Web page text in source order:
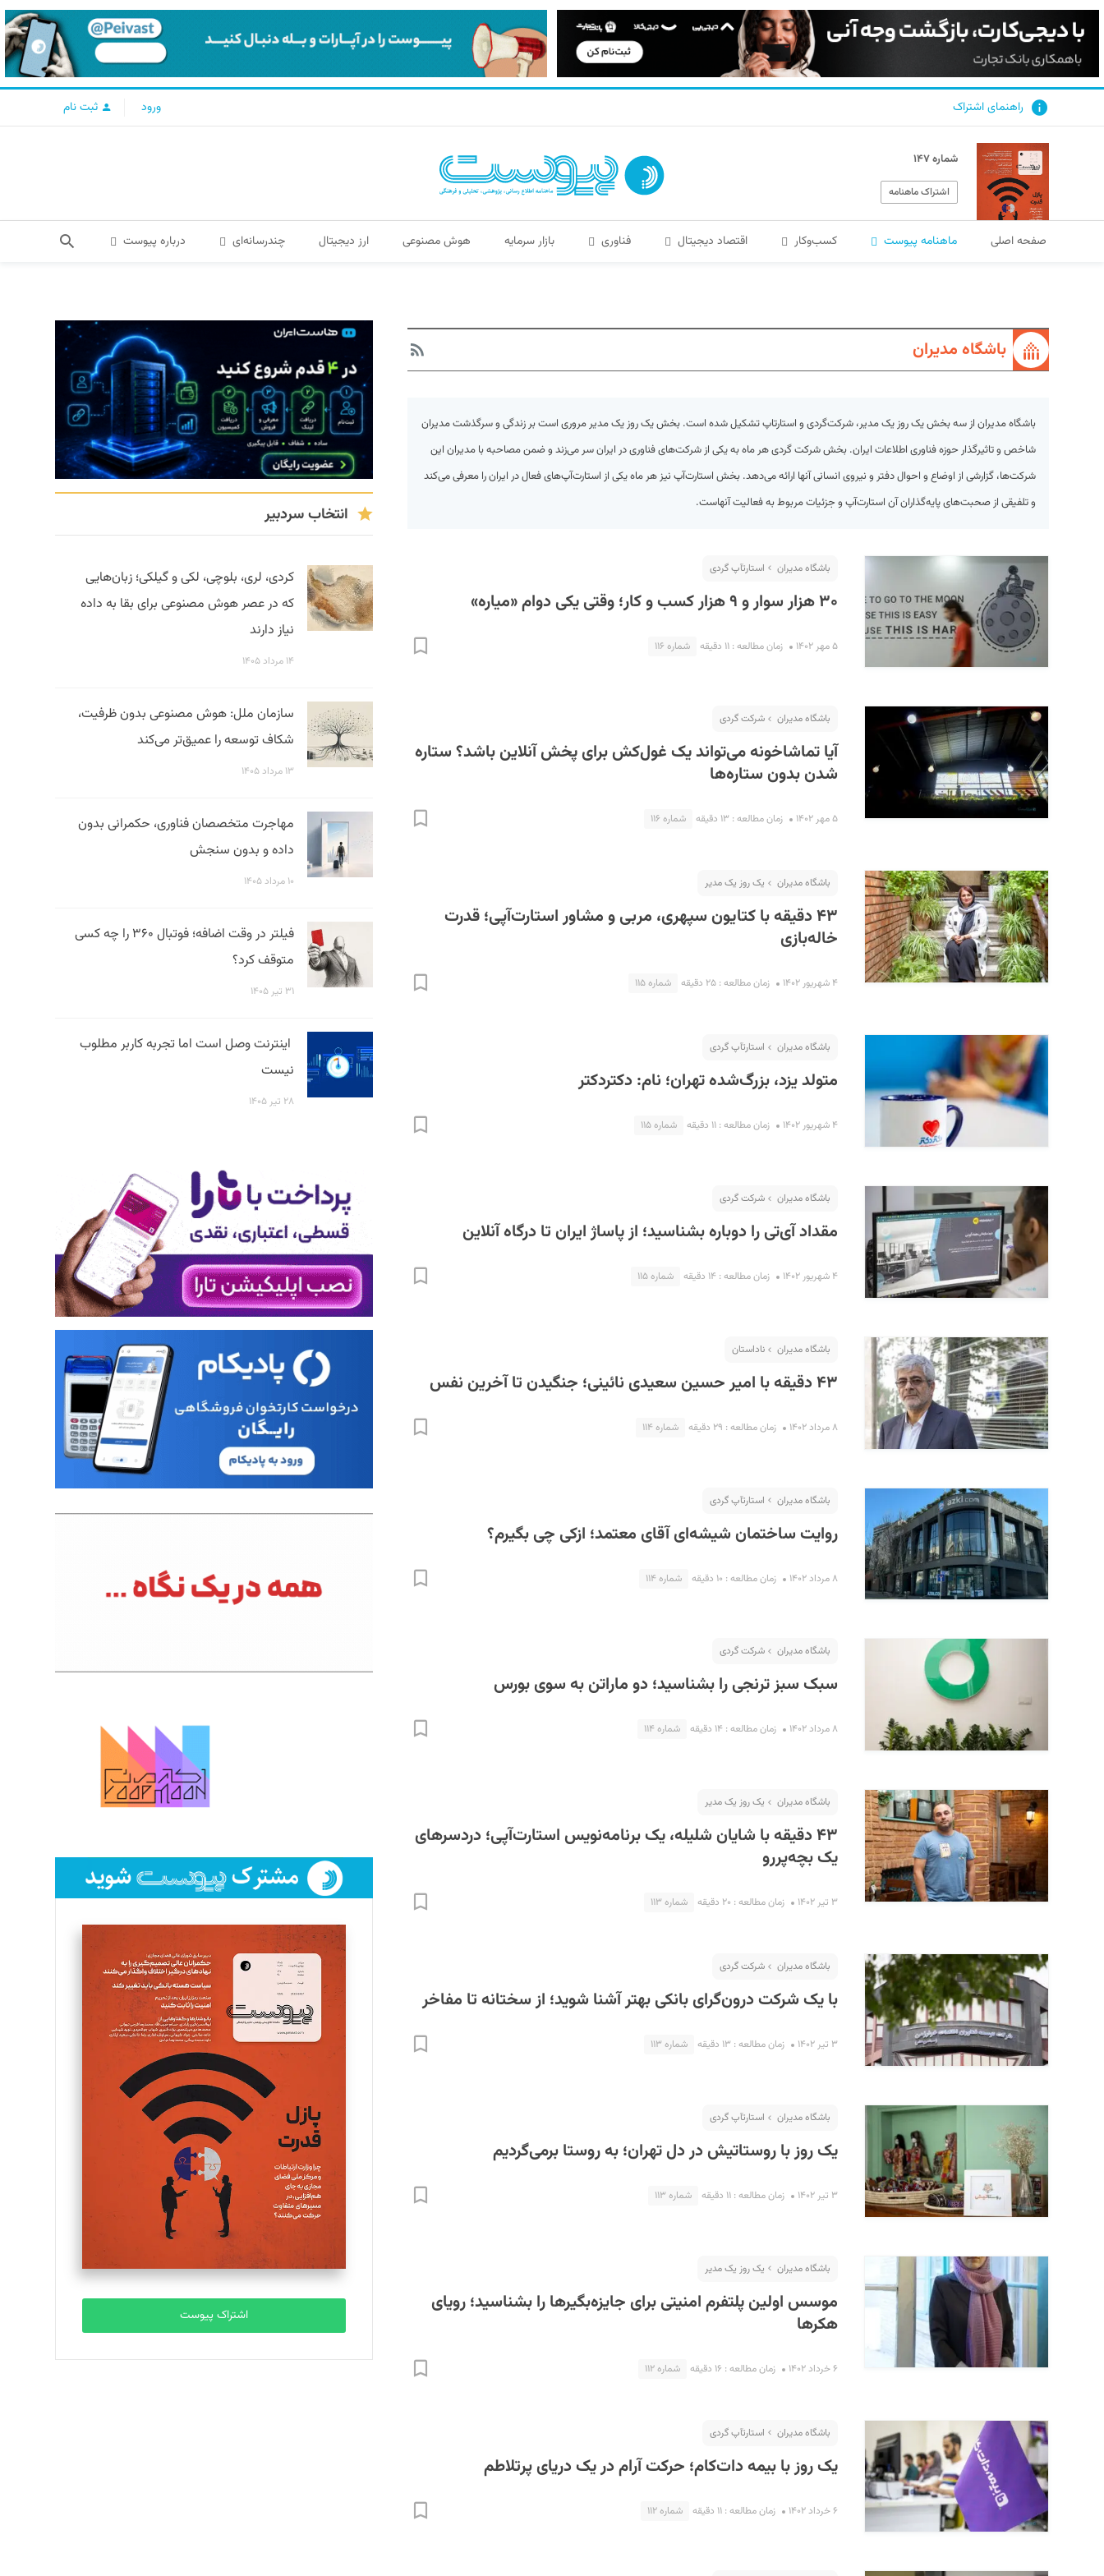
راهنمای اشتراک ورود ثبت نام
شماره ۱۴۷
اشتراک ماهنامه
صفحه اصلی ماهنامه پیوست کسب‌و‌کار اقتصاد دیجیتال فناوری بازار سرمایه هوش مصنوعی ارز دیجیتال چندرسانه‌ای درباره پیوست
باشگاه مدیران
باشگاه مدیران از سه بخش یک روز یک مدیر، شرکت‌گردی و استارتاپ تشکیل شده است. بخش یک روز یک مدیر مروری است بر زندگی و سرگذشت مدیران
شاخص و تاثیرگذار حوزه فناوری اطلاعات ایران. بخش شرکت گردی هر ماه به یکی از شرکت‌های فناوری در ایران سر می‌زند و ضمن مصاحبه‌ با مدیران این
شرکت‌ها، گزارشی از اوضاع و احوال دفتر و نیروی انسانی آنها ارائه می‌دهد. بخش استارت‌آپ نیز هر ماه یکی از استارت‌آپ‌های فعال در ایران را معرفی می‌کند
و تلفیقی از صحبت‌های پایه‌گذاران آن استارت‌آپ و جزئیات مربوط به فعالیت آنهاست.
باشگاه مدیران استارت‎آپ گردی
۳۰ هزار سوار و ۹ هزار کسب و کار؛‌ وقتی یکی دوام «میاره»
۵ مهر ۱۴۰۲ زمان مطالعه : ۱۱ دقیقه شماره ۱۱۶
باشگاه مدیران شرکت گردی
آیا تماشاخونه می‌تواند یک غول‌کش برای پخش آنلاین باشد؟ ستاره
شدن بدون ستاره‌ها
۵ مهر ۱۴۰۲ زمان مطالعه : ۱۳ دقیقه شماره ۱۱۶
باشگاه مدیران یک روز یک مدیر
۴۳ دقیقه با کتایون سپهری، مربی و مشاور استارت‌آپی؛‌ قدرت
خاله‌بازی
۴ شهریور ۱۴۰۲ زمان مطالعه : ۲۵ دقیقه شماره ۱۱۵
باشگاه مدیران استارت‎آپ گردی
متولد یزد، بزرگ‌شده تهران؛ نام: دکتردکتر
۴ شهریور ۱۴۰۲ زمان مطالعه : ۱۱ دقیقه شماره ۱۱۵
باشگاه مدیران شرکت گردی
مقداد آی‌تی را دوباره بشناسید؛ از پاساژ ایران تا درگاه آنلاین
۴ شهریور ۱۴۰۲ زمان مطالعه : ۱۴ دقیقه شماره ۱۱۵
باشگاه مدیران ناداستان
۴۳ دقیقه با امیر حسین سعیدی نائینی؛ جنگیدن تا آخرین نفس
۸ مرداد ۱۴۰۲ زمان مطالعه : ۲۹ دقیقه شماره ۱۱۴
باشگاه مدیران استارت‎آپ گردی
روایت ساختمان شیشه‌ای آقای معتمد؛ ازکی چی بگیرم؟
۸ مرداد ۱۴۰۲ زمان مطالعه : ۱۰ دقیقه شماره ۱۱۴
باشگاه مدیران شرکت گردی
سبک سبز ترنجی را بشناسید؛ دو ماراتن به سوی بورس
۸ مرداد ۱۴۰۲ زمان مطالعه : ۱۴ دقیقه شماره ۱۱۴
باشگاه مدیران یک روز یک مدیر
۴۳ دقیقه با شایان شلیله، یک برنامه‌نویس استارت‌آپی؛ دردسرهای
یک بچه‌پررو
۳ تیر ۱۴۰۲ زمان مطالعه : ۲۰ دقیقه شماره ۱۱۳
باشگاه مدیران شرکت گردی
با یک شرکت درون‌گرای بانکی بهتر آشنا شوید؛ از سختانه تا مفاخر
۳ تیر ۱۴۰۲ زمان مطالعه : ۱۳ دقیقه شماره ۱۱۳
باشگاه مدیران استارت‎آپ گردی
یک روز با روستاتیش در دل تهران؛ به روستا برمی‌گردیم
۳ تیر ۱۴۰۲ زمان مطالعه : ۱۱ دقیقه شماره ۱۱۳
باشگاه مدیران یک روز یک مدیر
موسس اولین پلتفرم امنیتی برای جایزه‌بگیرها را بشناسید؛ رویای
هکرها
۶ خرداد ۱۴۰۲ زمان مطالعه : ۱۶ دقیقه شماره ۱۱۲
باشگاه مدیران استارت‎آپ گردی
یک روز با بیمه دات‌کام؛ حرکت آرام در یک دریای پرتلاطم
۶ خرداد ۱۴۰۲ زمان مطالعه : ۱۱ دقیقه شماره ۱۱۲
انتخاب سردبیر
کردی، لری، بلوچی، لکی و گیلکی؛ زبان‌هایی
که در عصر هوش مصنوعی برای بقا به داده
نیاز دارند
۱۴ مرداد ۱۴۰۵
سازمان ملل: هوش مصنوعی بدون ظرفیت،
شکاف توسعه را عمیق‌تر می‌کند
۱۳ مرداد ۱۴۰۵
مهاجرت متخصصان فناوری، حکمرانی بدون
داده و بدون سنجش
۱۰ مرداد ۱۴۰۵
فیلتر در وقت اضافه؛ فوتبال ۳۶۰ را چه کسی
متوقف کرد؟
۳۱ تیر ۱۴۰۵
اینترنت وصل است اما تجربه کاربر مطلوب
نیست
۲۸ تیر ۱۴۰۵
اشتراک پیوست